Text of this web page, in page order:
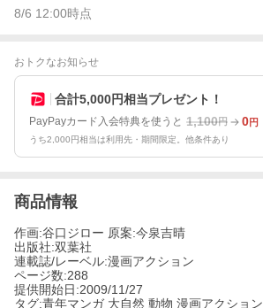
8/6 12:00時点
おトクなお知らせ
合計5,000円相当プレゼント！
PayPayカード入会特典を使うと 1,100円 0円
うち2,000円相当は利用先・期間限定。他条件あり
商品情報
作画:谷口ジロー 原案:今泉吉晴
出版社:双葉社
連載誌/レーベル:漫画アクション
ページ数:288
提供開始日:2009/11/27
タグ:青年マンガ 大自然 動物 漫画アクション